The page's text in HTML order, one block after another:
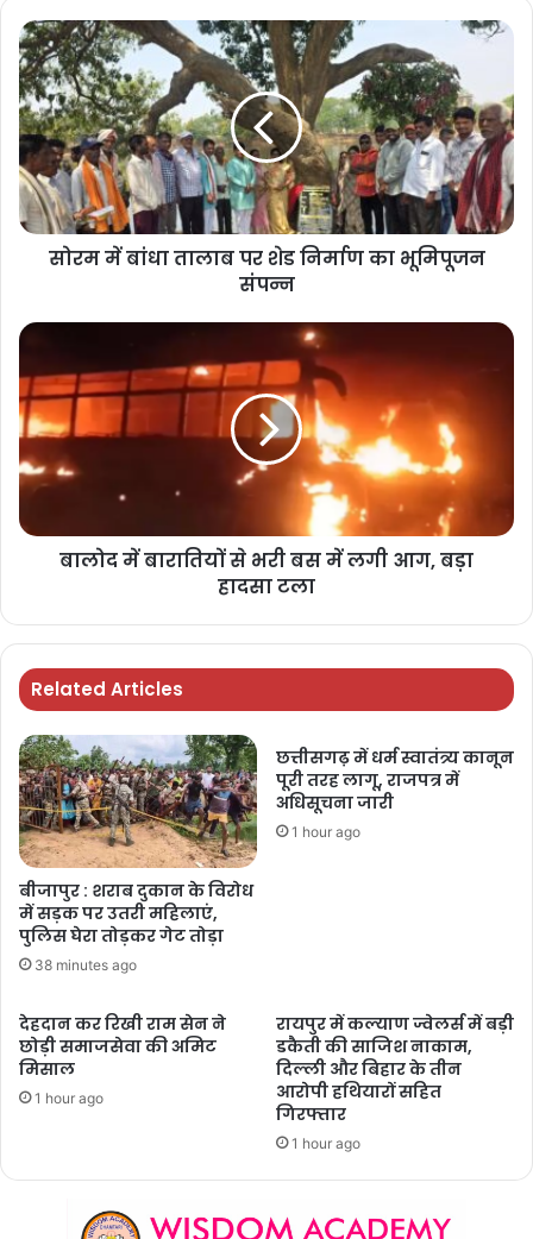
सोरम में बांधा तालाब पर शेड निर्माण का भूमिपूजन
संपन्न
बालोद में बारातियों से भरी बस में लगी आग, बड़ा
हादसा टला
Related Articles
बीजापुर : शराब दुकान के विरोध
में सड़क पर उतरी महिलाएं,
पुलिस घेरा तोड़कर गेट तोड़ा
38 minutes ago
छत्तीसगढ़ में धर्म स्वातंत्र्य कानून
पूरी तरह लागू, राजपत्र में
अधिसूचना जारी
1 hour ago
देहदान कर रिखी राम सेन ने
छोड़ी समाजसेवा की अमिट
मिसाल
1 hour ago
रायपुर में कल्याण ज्वेलर्स में बड़ी
डकैती की साजिश नाकाम,
दिल्ली और बिहार के तीन
आरोपी हथियारों सहित
गिरफ्तार
1 hour ago